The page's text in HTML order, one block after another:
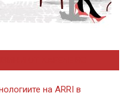
на ARRI в